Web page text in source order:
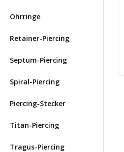
Ohrringe
Retainer-Piercing
Septum-Piercing
Spiral-Piercing
Piercing-Stecker
Titan-Piercing
Tragus-Piercing